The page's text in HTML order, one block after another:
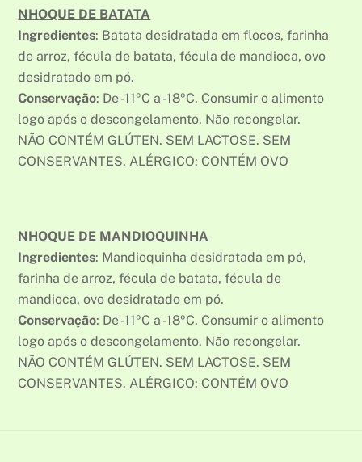
NHOQUE DE BATATA
Ingredientes: Batata desidratada em flocos, farinha
de arroz, fécula de batata, fécula de mandioca, ovo
desidratado em pó.
Conservação: De -11ºC a -18ºC. Consumir o alimento
logo após o descongelamento. Não recongelar.
NÃO CONTÉM GLÚTEN. SEM LACTOSE. SEM
CONSERVANTES. ALÉRGICO: CONTÉM OVO
NHOQUE DE MANDIOQUINHA
Ingredientes: Mandioquinha desidratada em pó,
farinha de arroz, fécula de batata, fécula de
mandioca, ovo desidratado em pó.
Conservação: De -11ºC a -18ºC. Consumir o alimento
logo após o descongelamento. Não recongelar.
NÃO CONTÉM GLÚTEN. SEM LACTOSE. SEM
CONSERVANTES. ALÉRGICO: CONTÉM OVO